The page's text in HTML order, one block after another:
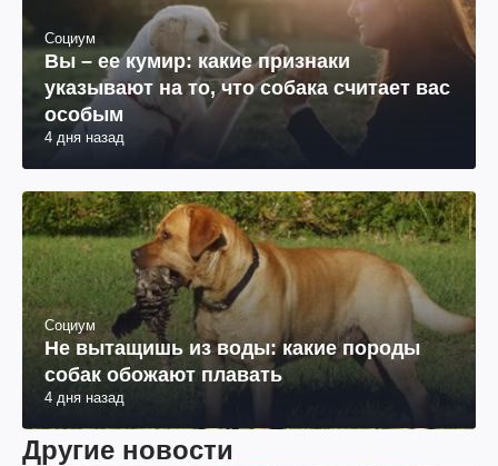
Социум
Вы – ее кумир: какие признаки
указывают на то, что собака считает вас
особым
4 дня назад
Социум
Не вытащишь из воды: какие породы
собак обожают плавать
4 дня назад
Другие новости